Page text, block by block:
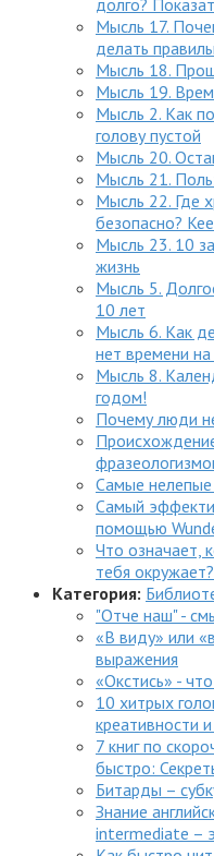
Мысль 17.
делать
Мысль 18.
Мысль 19.
Мысль 2. Как
голову пустой
Мысль 20.
Мысль 21.
Мысль 22. Где
безопасно?
Мысль 23. 10
жизнь
Мысль 5.
10 лет
Мысль 6. Как
нет времени
Мысль 8.
годом!
Почему люди
Самые нелепые
Самый
помощью
Что означает,
тебя
Категория:
"Отче наш" -
«В виду» или
выражения
«Окстись» -
10 хитрых
креативности
7 книг по
быстро:
Битарды –
Знание
intermediate –